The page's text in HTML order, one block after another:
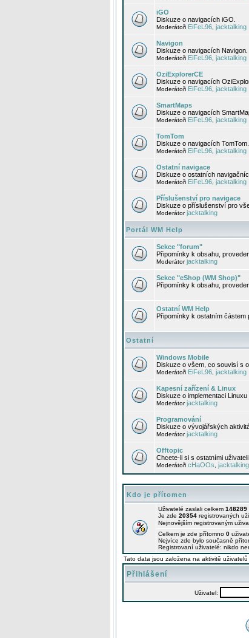
iGO
Diskuze o navigacích iGO.
Moderátoři EiFeL96 jacktalking
Navigon
Diskuze o navigacích Navigon.
Moderátoři EiFeL96 jacktalking
OziExplorerCE
Diskuze o navigacích
Moderátoři EiFeL96 jacktalking
SmartMaps
Diskuze o navigacích
Moderátoři EiFeL96 jacktalking
TomTom
Diskuze o navigacích TomTom.
Moderátoři EiFeL96 jacktalking
Ostatní navigace
Diskuze o ostatních
Moderátoři EiFeL96 jacktalking
Příslušenství pro navigace
Diskuze o příslušenství pro
Moderátorjacktalking
Portál WM Help
Sekce "forum"
Připomínky k obsahu,
Moderátorjacktalking
Sekce "eShop (WM Shop)"
Připomínky k obsahu,
Ostatní WM Help
Připomínky k ostatním částem
Ostatní
Windows Mobile
Diskuze o všem, co souvisí s
Moderátoři EiFeL96 jacktalking
Kapesní zařízení & Linux
Diskuze o implementaci
Moderátorjacktalking
Programování
Diskuze o vývojářských
Moderátorjacktalking
Offtopic
Chcete-li si s ostatními
Moderátoři cHaOOs jacktalking
Kdo je přítomen
Uživatelé zaslali celkem 148289
Je zde 20354 registrovaných
Nejnovějším registrovaným
Celkem je zde přítomno 0
Nejvíce zde bylo současně
Registrovaní uživatelé: nikdo
Tato data jsou založena na aktivitě
Přihlášení
Uživatel: